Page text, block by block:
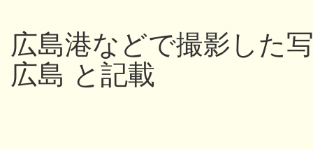
広島港などで撮影した
広島 と記載